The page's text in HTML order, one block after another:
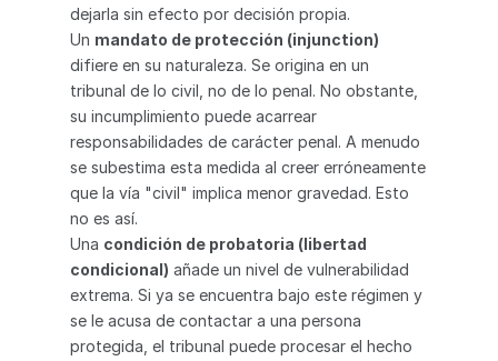
dejarla sin efecto por decisión propia.
Un mandato de protección (injunction)
difiere en su naturaleza. Se origina en un
tribunal de lo civil, no de lo penal. No obstante,
su incumplimiento puede acarrear
responsabilidades de carácter penal. A menudo
se subestima esta medida al creer erróneamente
que la vía "civil" implica menor gravedad. Esto
no es así.
Una condición de probatoria (libertad
condicional) añade un nivel de vulnerabilidad
extrema. Si ya se encuentra bajo este régimen y
se le acusa de contactar a una persona
protegida, el tribunal puede procesar el hecho